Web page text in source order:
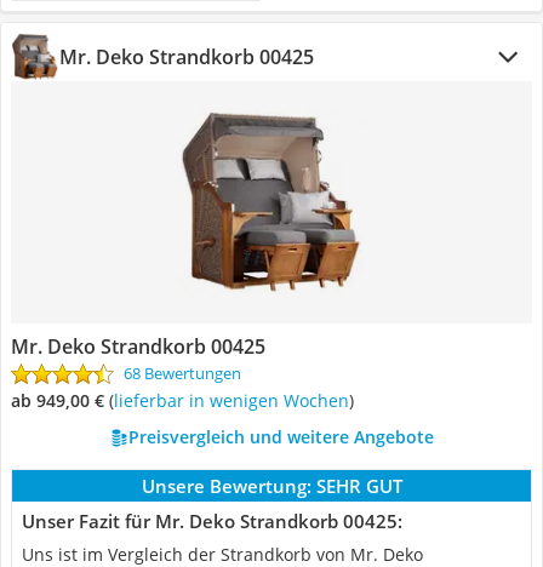
Mr. Deko Strandkorb 00425
Mr. Deko Strandkorb 00425
68 Bewertungen
ab 949,00 € ( Lieferbar in wenigen Wochen)
Preisvergleich und weitere Angebote
Unsere Bewertung: SEHR GUT
Unser Fazit für Mr. Deko Strandkorb 00425:
Uns ist im Vergleich der Strandkorb von Mr. Deko